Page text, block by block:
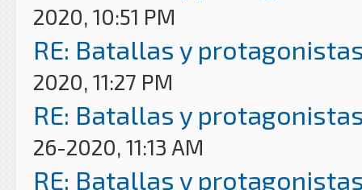
2020, 10:51 PM
RE: Batallas y
2020, 11:27 PM
RE: Batallas y
26-2020, 11:13 AM
RE: Batallas y